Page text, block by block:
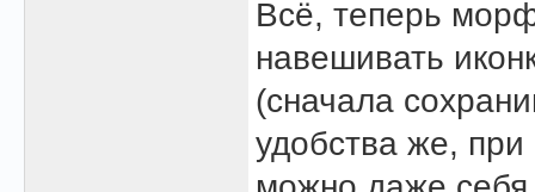
Всё, теперь
навешивать
(сначала
удобства же,